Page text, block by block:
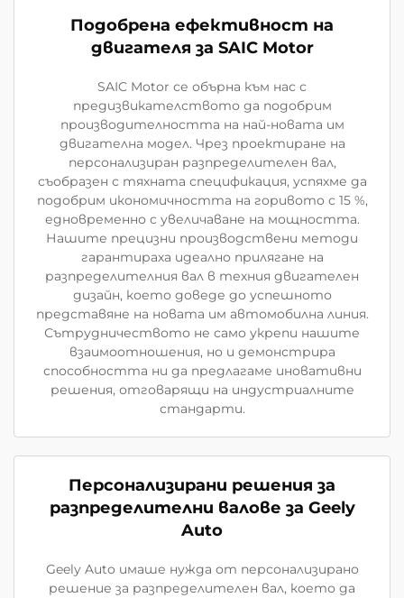
Подобрена ефективност на
двигателя за SAIC Motor
SAIC Motor се обърна към нас с
предизвикателството да подобрим
производителността на най-новата им
двигателна модел. Чрез проектиране на
персонализиран разпределителен вал,
съобразен с тяхната спецификация, успяхме да
подобрим икономичността на горивото с 15 %,
едновременно с увеличаване на мощността.
Нашите прецизни производствени методи
гарантираха идеално прилягане на
разпределителния вал в техния двигателен
дизайн, което доведе до успешното
представяне на новата им автомобилна линия.
Сътрудничеството не само укрепи нашите
взаимоотношения, но и демонстрира
способността ни да предлагаме иновативни
решения, отговарящи на индустриалните
стандарти.
Персонализирани решения за
разпределителни валове за Geely
Auto
Geely Auto имаше нужда от персонализирано
решение за разпределителен вал, което да